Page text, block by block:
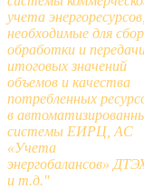
учета энергоресурсов,
необходимые для
обработки и
итоговых значений
объемов и качества
потребленных
в
системы ЕИРЦ, АС
«Учета
энергобалансов»
и т.д."